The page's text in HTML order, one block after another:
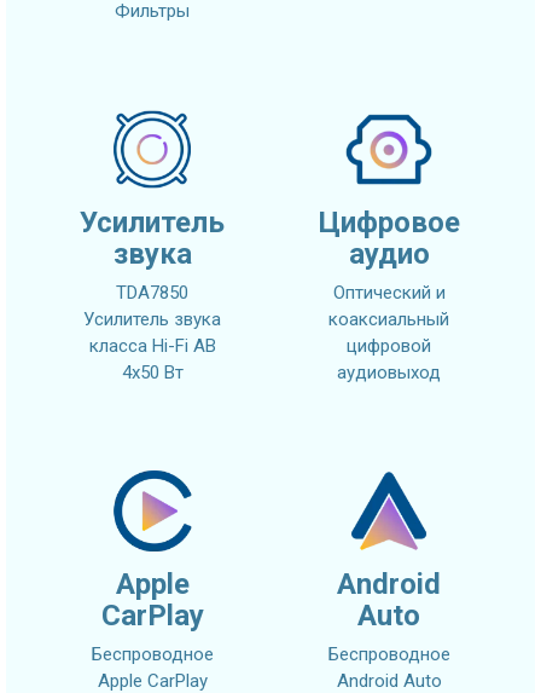
Фильтры
Усилитель
звука
TDA7850
Усилитель звука
класса Hi-Fi AB
4x50 Вт
Цифровое
аудио
Оптический и
коаксиальный
цифровой
аудиовыход
Apple
CarPlay
Беспроводное
Apple CarPlay
Android
Auto
Беспроводное
Android Auto